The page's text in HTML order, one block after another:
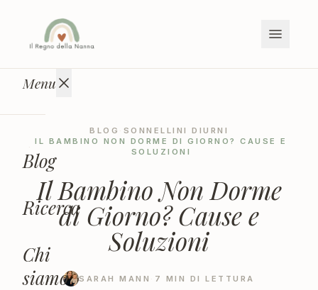
Vai ai contenuti
Menu
Blog
Ricerca
Chi
siamo
BLOG · SONNELLINI DIURNI
·
IL BAMBINO NON DORME DI GIORNO? CAUSE E
SOLUZIONI
Il Bambino Non Dorme
di Giorno? Cause e
Soluzioni
SARAH MANN · 7 MIN DI LETTURA